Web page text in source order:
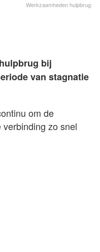
Werkzaamheden hulpbrug.
bij
van stagnatie
om de
zo snel